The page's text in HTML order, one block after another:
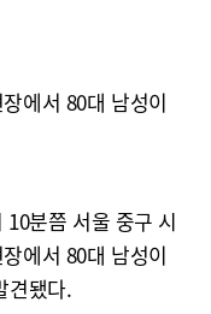
에서 80대 남성이
분쯤 서울 중구 시
에서 80대 남성이
견됐다.